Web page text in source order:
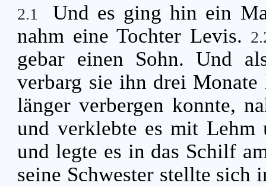
2.1
Und es ging hin ein
nahm eine Tochter Levis.
gebar einen Sohn. Und
verbarg sie ihn drei
länger verbergen konnte,
und verklebte es mit Lehm
und legte es in das Schilf
seine Schwester stellte